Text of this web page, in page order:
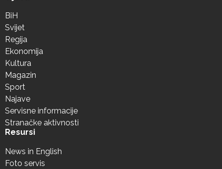
BiH
Svijet
Regija
Ekonomija
Kultura
Magazin
Sport
Najave
Servisne informacije
Stranačke aktivnosti
Resursi
News in English
Foto servis